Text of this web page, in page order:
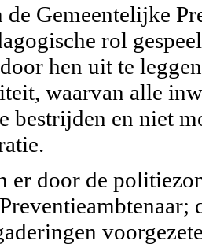
de Gemeentelijke
rol
hen uit te
waarvan alle
bestrijden en niet
er door de